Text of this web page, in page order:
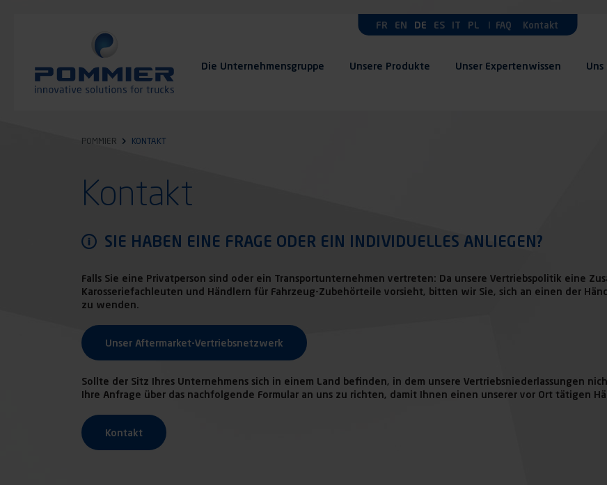
FR EN DE ES IT PL FAQ Kontakt
Die Unternehmensgruppe Unsere Produkte Unser Expertenwissen
POMMIER KONTAKT
Kontakt
SIE HABEN EINE FRAGE ODER EIN INDIVIDUELLES ANLIEGEN?
Falls Sie eine Privatperson sind oder ein Transportunternehmen vertreten: Da unsere Vertriebspolitik eine
Karosseriefachleuten und Händlern für Fahrzeug-Zubehörteile vorsieht, bitten wir Sie, sich an einen der
zu wenden.
Unser Aftermarket-Vertriebsnetzwerk
Sollte der Sitz Ihres Unternehmens sich in einem Land befinden, in dem unsere Vertriebsniederlassungen
Ihre Anfrage über das nachfolgende Formular an uns zu richten, damit Ihnen einen unserer vor Ort tätigen
Kontakt